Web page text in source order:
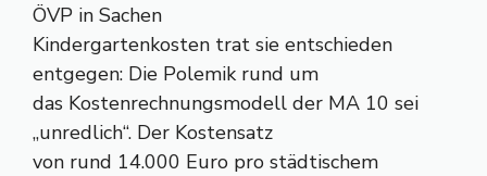
ÖVP in Sachen
Kindergartenkosten trat sie entschieden
entgegen: Die Polemik rund um
das Kostenrechnungsmodell der MA 10 sei
„unredlich“. Der Kostensatz
von rund 14.000 Euro pro städtischem